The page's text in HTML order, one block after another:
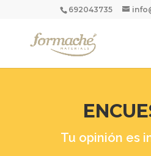
692043735
Tu opinión es